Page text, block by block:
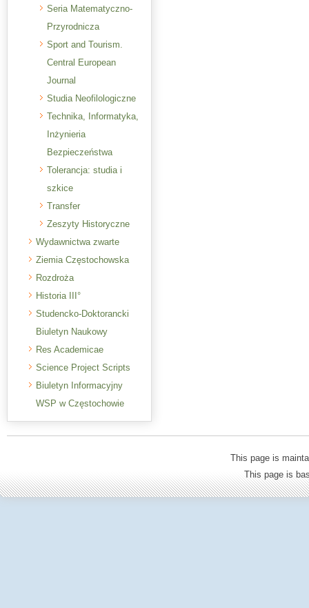
Seria Matematyczno-
Przyrodnicza
Sport and Tourism.
Central European
Journal
Studia Neofilologiczne
Technika, Informatyka,
Inżynieria
Bezpieczeństwa
Tolerancja: studia i
szkice
Transfer
Zeszyty Historyczne
Wydawnictwa zwarte
Ziemia Częstochowska
Rozdroża
Historia III°
Studencko-Doktorancki
Biuletyn Naukowy
Res Academicae
Science Project Scripts
Biuletyn Informacyjny
WSP w Częstochowie
This page is
This page is